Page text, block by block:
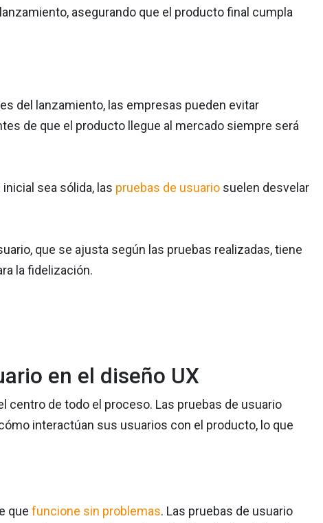
asegurando que el producto final cumpla
del lanzamiento, las empresas pueden evitar
de que el producto llegue al mercado siempre será
sea sólida, las pruebas de usuario suelen desvelar
que se ajusta según las pruebas realizadas, tiene
la fidelización.
en el diseño UX
centro de todo el proceso. Las pruebas de usuario
interactúan sus usuarios con el producto, lo que
que funcione sin problemas. Las pruebas de usuario